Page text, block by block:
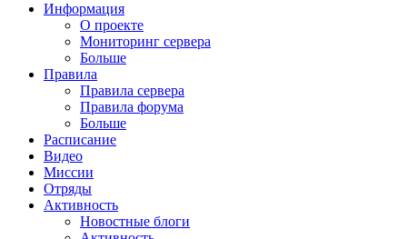
Информация
О проекте
Мониторинг сервера
Больше
Правила
Правила сервера
Правила форума
Больше
Расписание
Видео
Миссии
Отряды
Активность
Новостные блоги